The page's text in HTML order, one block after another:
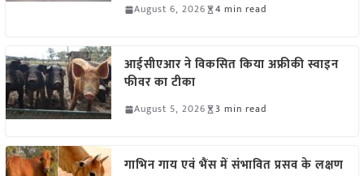
August 6, 2026 4 min read
आईसीएआर ने विकसित किया अफ्रीकी स्वाइन
फीवर का टीका
August 5, 2026 3 min read
गाभिन गाय एवं भैंस में संभावित प्रसव के लक्षण